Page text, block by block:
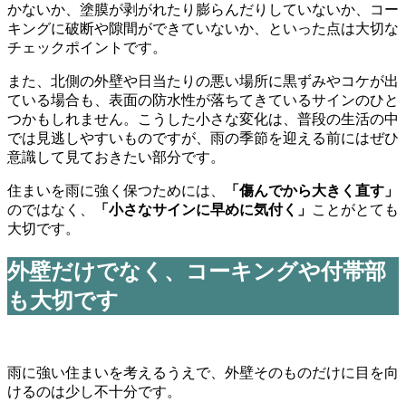
かないか、塗膜が剥がれたり膨らんだりしていないか、コー
キングに破断や隙間ができていないか、といった点は大切な
チェックポイントです。
また、北側の外壁や日当たりの悪い場所に黒ずみやコケが出
ている場合も、表面の防水性が落ちてきているサインのひと
つかもしれません。こうした小さな変化は、普段の生活の中
では見逃しやすいものですが、雨の季節を迎える前にはぜひ
意識して見ておきたい部分です。
住まいを雨に強く保つためには、
「傷んでから大きく直す」
のではなく、
「小さなサインに早めに気付く」 ことがとても
大切です。
外壁だけでなく、コーキングや付帯部
も大切です
雨に強い住まいを考えるうえで、外壁そのものだけに目を向
けるのは少し不十分です。